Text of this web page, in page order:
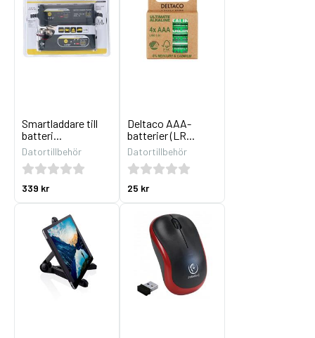
Smartladdare till
batteri...
Datortillbehör
339 kr
Deltaco AAA-
batterier (LR...
Datortillbehör
25 kr